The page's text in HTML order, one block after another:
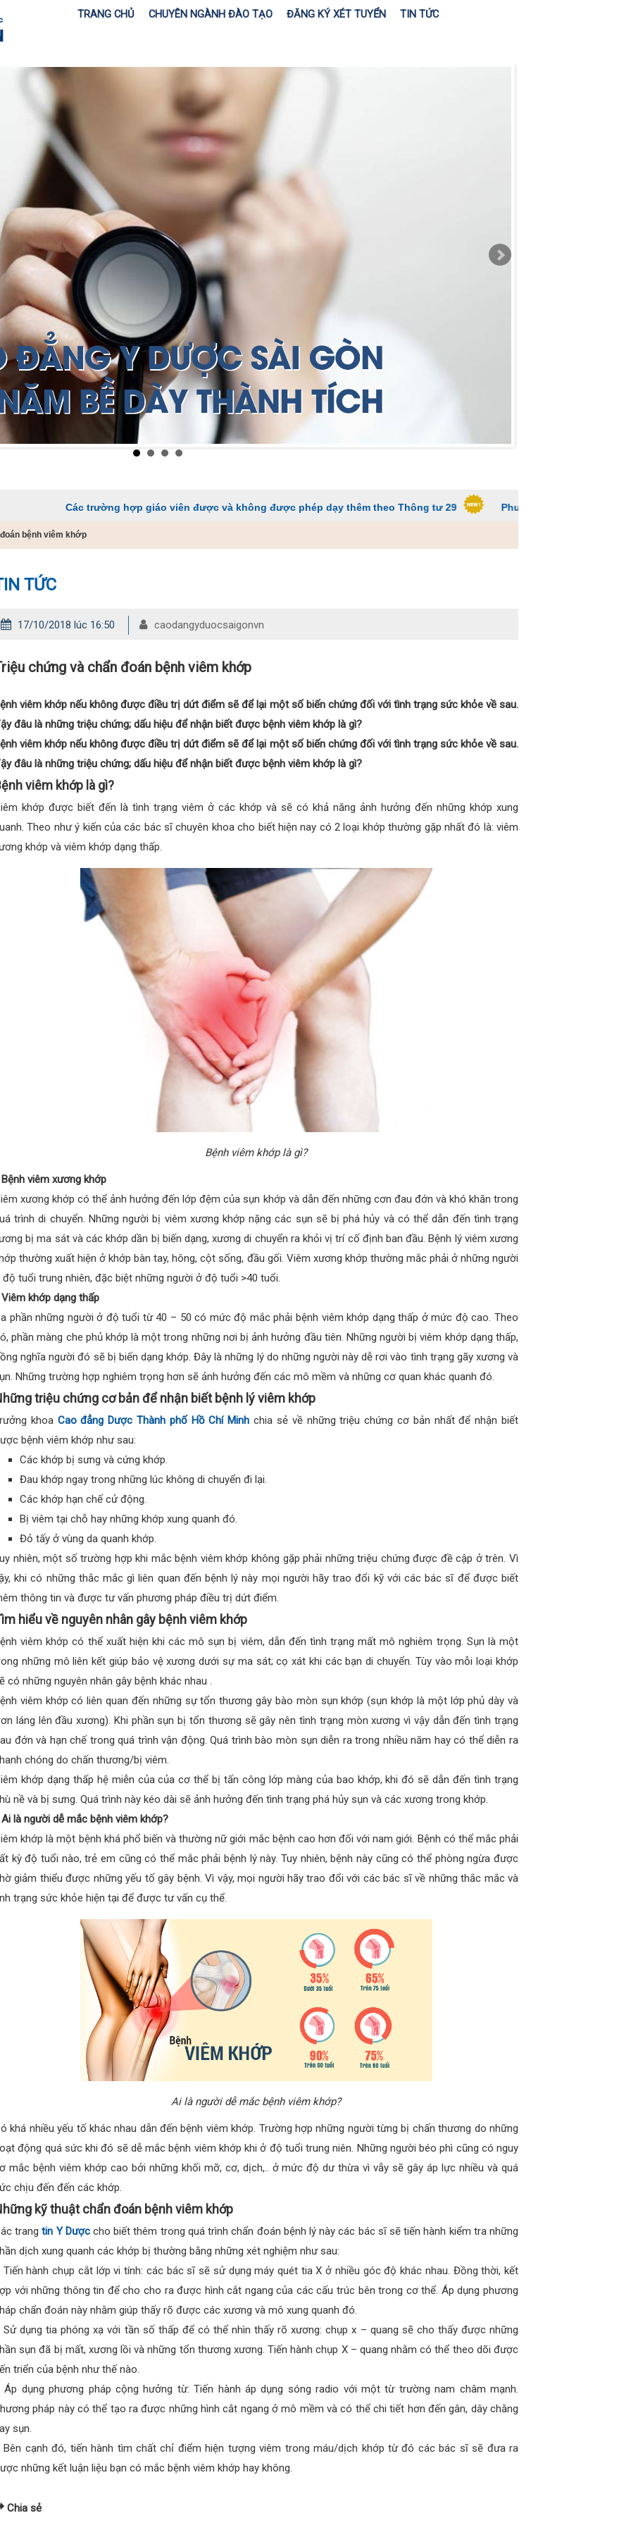
TRANG CHỦ CHUYÊN NGÀNH ĐÀO TẠO ĐĂNG KÝ XÉT TUYỂN TIN TỨC
Các trường hợp giáo viên được và không được phép dạy thêm theo Thông tư 29 Phương pháp đào tạo các trường ĐH
bệnh viêm khớp
TỨC
17/10/2018 lúc 16:50 caodangyduocsaigonvn
chứng và chẩn đoán bệnh viêm khớp
viêm khớp nếu không được điều trị dứt điểm sẽ để lại một số biến chứng đối với tình trạng sức khỏe về sau.
đâu là những triệu chứng; dấu hiệu để nhận biết được bệnh viêm khớp là gì?
viêm khớp nếu không được điều trị dứt điểm sẽ để lại một số biến chứng đối với tình trạng sức khỏe về sau.
đâu là những triệu chứng; dấu hiệu để nhận biết được bệnh viêm khớp là gì?
viêm khớp là gì?
khớp được biết đến là tình trạng viêm ở các khớp và sẽ có khả năng ảnh hưởng đến những khớp xung
Theo như ý kiến của các bác sĩ chuyên khoa cho biết hiện nay có 2 loại khớp thường gặp nhất đó là: viêm
khớp và viêm khớp dạng thấp.
Bệnh viêm khớp là gì?
viêm xương khớp
xương khớp có thể ảnh hưởng đến lớp đệm của sụn khớp và dẫn đến những cơn đau đớn và khó khăn trong
trình di chuyển. Những người bị viêm xương khớp nặng các sụn sẽ bị phá hủy và có thể dẫn đến tình trạng
bị ma sát và các khớp dần bị biến dạng, xương di chuyển ra khỏi vị trí cố định ban đầu. Bệnh lý viêm xương
thường xuất hiện ở khớp bàn tay, hông, cột sống, đầu gối. Viêm xương khớp thường mắc phải ở những người
độ tuổi trung nhiên, đặc biệt những người ở độ tuổi >40 tuổi.
khớp dạng thấp
phần những người ở độ tuổi từ 40 – 50 có mức độ mắc phải bệnh viêm khớp dạng thấp ở mức độ cao. Theo
phần màng che phủ khớp là một trong những nơi bị ảnh hưởng đầu tiên. Những người bị viêm khớp dạng thấp,
nghĩa người đó sẽ bị biến dạng khớp. Đây là những lý do những người này dễ rơi vào tình trạng gãy xương và
Những trường hợp nghiêm trọng hơn sẽ ảnh hưởng đến các mô mềm và những cơ quan khác quanh đó.
triệu chứng cơ bản để nhận biết bệnh lý viêm khớp
khoa Cao đẳng Dược Thành phố Hồ Chí Minh chia sẻ về những triệu chứng cơ bản nhất để nhận biết
bệnh viêm khớp như sau:
Các khớp bị sưng và cứng khớp.
Đau khớp ngay trong những lúc không di chuyển đi lại.
Các khớp hạn chế cử động.
Bị viêm tại chỗ hay những khớp xung quanh đó.
Đỏ tấy ở vùng da quanh khớp.
nhiên, một số trường hợp khi mắc bệnh viêm khớp không gặp phải những triệu chứng được đề cập ở trên. Vì
khi có những thắc mắc gì liên quan đến bệnh lý này mọi người hãy trao đổi kỹ với các bác sĩ để được biết
thông tin và được tư vấn phương pháp điều trị dứt điểm.
hiểu về nguyên nhân gây bệnh viêm khớp
viêm khớp có thể xuất hiện khi các mô sụn bị viêm, dẫn đến tình trạng mất mô nghiêm trọng. Sụn là một
những mô liên kết giúp bảo vệ xương dưới sự ma sát; cọ xát khi các bạn di chuyển. Tùy vào mỗi loại khớp
có những nguyên nhân gây bệnh khác nhau .
viêm khớp có liên quan đến những sự tổn thương gây bào mòn sụn khớp (sụn khớp là một lớp phủ dày và
láng lên đầu xương). Khi phần sụn bị tổn thương sẽ gây nên tình trạng mòn xương vì vậy dẫn đến tình trạng
đớn và hạn chế trong quá trình vận động. Quá trình bào mòn sụn diễn ra trong nhiều năm hay có thể diễn ra
chóng do chấn thương/bị viêm.
khớp dạng thấp hệ miễn của của cơ thể bị tấn công lớp màng của bao khớp, khi đó sẽ dẫn đến tình trạng
nề và bị sưng. Quá trình này kéo dài sẽ ảnh hưởng đến tình trạng phá hủy sụn và các xương trong khớp.
là người dễ mắc bệnh viêm khớp?
khớp là một bệnh khá phổ biến và thường nữ giới mắc bệnh cao hơn đối với nam giới. Bệnh có thể mắc phải
kỳ độ tuổi nào, trẻ em cũng có thể mắc phải bệnh lý này. Tuy nhiên, bệnh này cũng có thể phòng ngừa được
giảm thiểu được những yếu tố gây bệnh. Vì vậy, mọi người hãy trao đổi với các bác sĩ về những thắc mắc và
trạng sức khỏe hiện tại để được tư vấn cụ thể.
Ai là người dễ mắc bệnh viêm khớp?
khá nhiều yếu tố khác nhau dẫn đến bệnh viêm khớp. Trường hợp những người từng bị chấn thương do những
động quá sức khi đó sẽ dễ mắc bệnh viêm khớp khi ở độ tuổi trung niên. Những người béo phì cũng có nguy
mắc bệnh viêm khớp cao bởi những khối mỡ, cơ, dịch,.. ở mức độ dư thừa vì vẫy sẽ gây áp lực nhiều và quá
chịu đến đến các khớp.
kỹ thuật chẩn đoán bệnh viêm khớp
trangtin Y Dượccho biết thêm trong quá trình chẩn đoán bệnh lý này các bác sĩ sẽ tiến hành kiểm tra những
dịch xung quanh các khớp bị thường bằng những xét nghiệm như sau:
Tiến hành chụp cắt lớp vi tính: các bác sĩ sẽ sử dụng máy quét tia X ở nhiều góc độ khác nhau. Đồng thời, kết
với những thông tin để cho cho ra được hình cắt ngang của các cấu trúc bên trong cơ thể. Áp dụng phương
chẩn đoán này nhằm giúp thấy rõ được các xương và mô xung quanh đó.
Sử dụng tia phóng xạ với tần số thấp để có thể nhìn thấy rõ xương: chụp x – quang sẽ cho thấy được những
sụn đã bị mất, xương lồi và những tổn thương xương. Tiến hành chụp X – quang nhằm có thể theo dõi được
triển của bệnh như thế nào.
Áp dụng phương pháp cộng hưởng từ: Tiến hành áp dụng sóng radio với một từ trường nam châm mạnh.
pháp này có thể tạo ra được những hình cắt ngang ở mô mềm và có thể chi tiết hơn đến gân, dây chằng
sụn.
Bên cạnh đó, tiến hành tìm chất chỉ điểm hiện tượng viêm trong máu/dịch khớp từ đó các bác sĩ sẽ đưa ra
những kết luận liệu bạn có mắc bệnh viêm khớp hay không.
Chia sẻ